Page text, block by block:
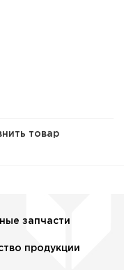
товар
запчасти
продукции